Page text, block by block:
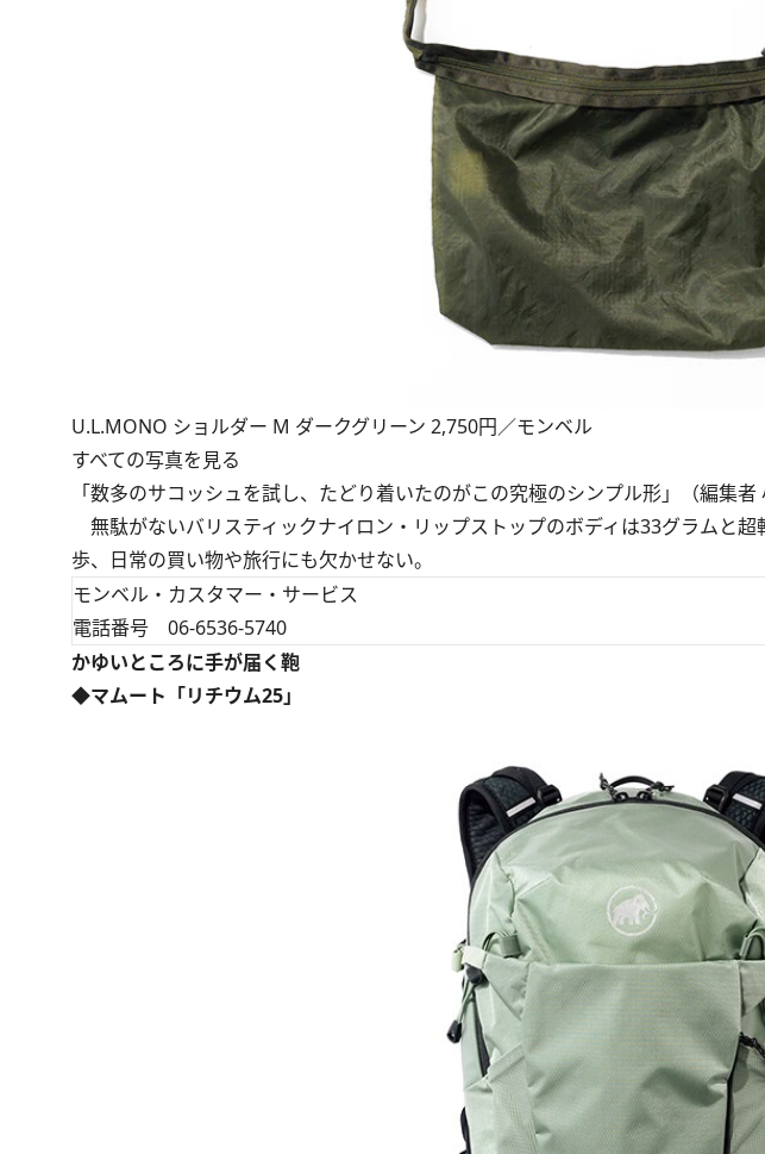
U.L.MONO ショルダー M ダークグリーン 2,750円／モンベル
すべての写真を見る
「数多のサコッシュを試し、たどり着いたのがこの究極のシンプル形」（編集者
無駄がないバリスティックナイロン・リップストップのボディは33グラムと
歩、日常の買い物や旅行にも欠かせない。
モンベル・カスタマー・サービス
電話番号 06-6536-5740
かゆいところに手が届く鞄
◆マムート「リチウム25」